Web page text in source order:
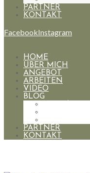
PARTNER
KONTAKT
FacebookInstagram
HOME
ÜBER MICH
ANGEBOT
ARBEITEN
VIDEO
BLOG
PARTNER
KONTAKT